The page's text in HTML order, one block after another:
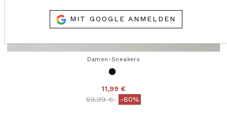
Damen-Sneakers
11,99 €
Price reduced from
59,99 €to-80%
MIT GOOGLE ANMELDEN